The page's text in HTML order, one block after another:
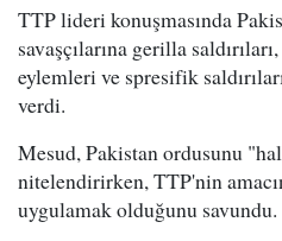
TTP lideri konuşmasında
savaşçılarına gerilla
eylemleri ve spresifik
verdi.
Mesud, Pakistan ordusunu
nitelendirirken, TTP'nin
uygulamak olduğunu savundu.